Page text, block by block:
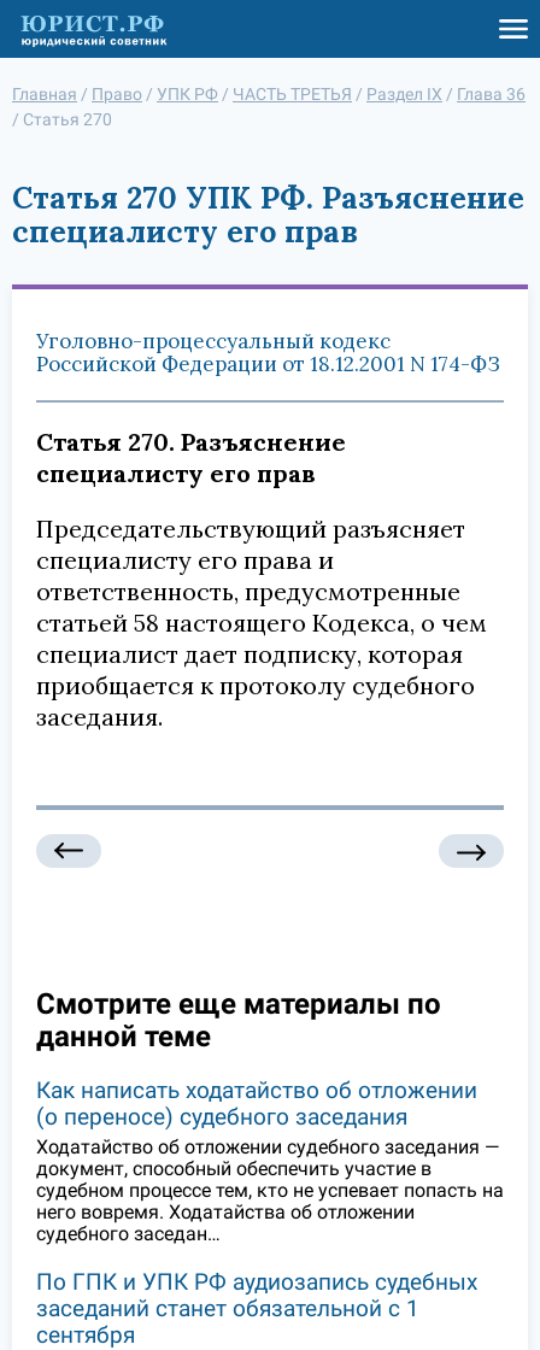
Главная / Право / УПК РФ / ЧАСТЬ ТРЕТЬЯ / Раздел IX / Глава 36
/ Статья 270
Статья 270 УПК РФ. Разъяснение
специалисту его прав
Уголовно-процессуальный кодекс
Российской Федерации от 18.12.2001 N 174-ФЗ
Статья 270. Разъяснение
специалисту его прав
Председательствующий разъясняет
специалисту его права и
ответственность, предусмотренные
статьей 58 настоящего Кодекса, о чем
специалист дает подписку, которая
приобщается к протоколу судебного
заседания.
Смотрите еще материалы по
данной теме
Как написать ходатайство об отложении
(о переносе) судебного заседания
Ходатайство об отложении судебного заседания —
документ, способный обеспечить участие в
судебном процессе тем, кто не успевает попасть на
него вовремя. Ходатайства об отложении
судебного заседан…
По ГПК и УПК РФ аудиозапись судебных
заседаний станет обязательной с 1
сентября